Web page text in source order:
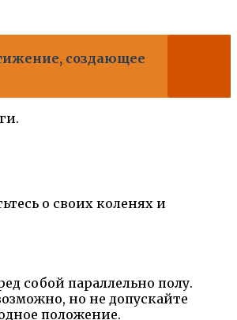
создающее
о своих коленях и
собой параллельно полу.
но не допускайте
положение.